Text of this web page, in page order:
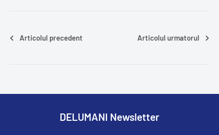
Articolul precedent Articolul urmatorul
DELUMANI Newsletter